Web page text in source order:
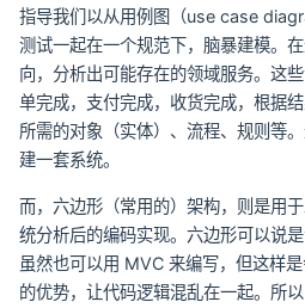
指导我们以从用例图（use case
测试一起在一个规范下，脑暴建模。
向，分析出可能存在的领域服务。这
单完成，支付完成，收货完成，根据
所需的对象（实体）、流程、规则等
建一套系统。
而，六边形（常用的）架构，则是用
统分析后的编码实现。六边形可以说
虽然也可以用 MVC 来编写，但这样
的优势，让代码逻辑混乱在一起。所